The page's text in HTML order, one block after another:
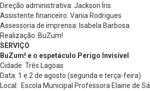
Direção administrativa: Jackson Íris
Assistente financeiro: Vania Rodrigues
Assessoria de imprensa: Isabela Barbosa
Realização: BuZum!
SERVIÇO
BuZum! e o espetáculo Perigo Invisível
Cidade: Três Lagoas
Data: 1 e 2 de agosto (segunda e terça-feira)
Local: Escola Municipal Professora Elaine de Sá.